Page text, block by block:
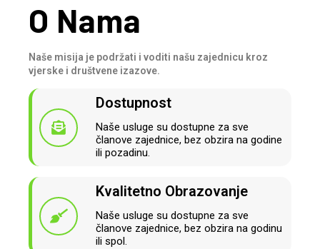
O Nama
Naše misija je podržati i voditi našu zajednicu kroz
vjerske i društvene izazove.
Dostupnost
Naše usluge su dostupne za sve
članove zajednice, bez obzira na godine
ili pozadinu.
Kvalitetno Obrazovanje
Naše usluge su dostupne za sve
članove zajednice, bez obzira na godinu
ili spol.